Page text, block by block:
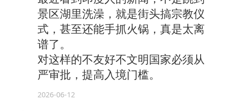
景区湖里洗澡，就是街头搞宗教仪
式，甚至还能手抓火锅，真是太离
谱了。
对这样的不友好不文明国家必须从
严审批，提高入境门槛。
2026-06-12